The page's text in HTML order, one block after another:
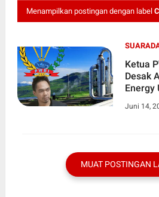
Menampilkan postingan dengan label
Ketua
Desak
Energy
Juni 14,
MUAT POSTINGAN